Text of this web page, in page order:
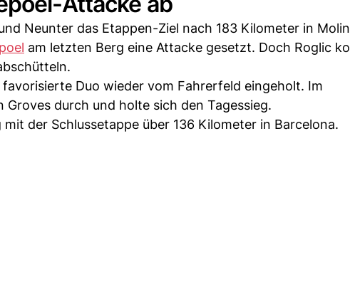
Neunter das Etappen-Ziel nach 183 Kilometer in
am letzten Berg eine Attacke gesetzt. Doch Roglic
Duo wieder vom Fahrerfeld eingeholt. Im
durch und holte sich den Tagessieg.
der Schlussetappe über 136 Kilometer in Barcelona.